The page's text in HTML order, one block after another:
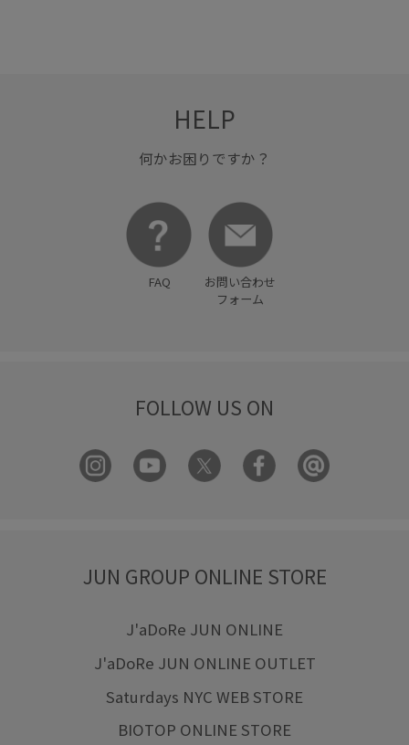
HELP
何かお困りですか？
FAQ
お問い合わせ
フォーム
FOLLOW US ON
JUN GROUP ONLINE STORE
J'aDoRe JUN ONLINE
J'aDoRe JUN ONLINE OUTLET
Saturdays NYC WEB STORE
BIOTOP ONLINE STORE